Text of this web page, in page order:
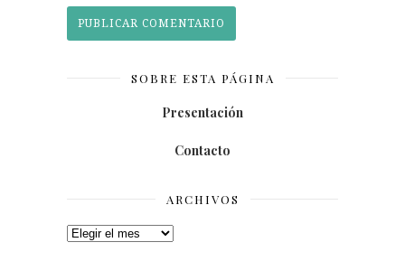
SOBRE ESTA PÁGINA
Presentación
Contacto
ARCHIVOS
Archivos